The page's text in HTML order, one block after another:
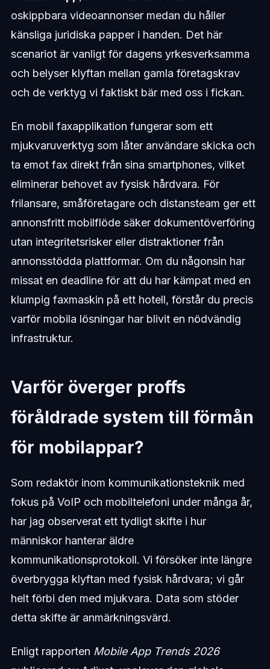
oskippbara videoannonser medan du håller
känsliga juridiska papper i handen. Det här
scenariot är vanligt för dagens yrkesverksamma
och belyser klyftan mellan gamla företagskrav
och de verktyg vi faktiskt bär med oss i fickan.
En mobil faxapplikation fungerar som ett
mjukvaruverktyg som låter användare skicka och
ta emot fax direkt från sina smartphones, vilket
eliminerar behovet av fysisk hårdvara. För
frilansare, småföretagare och distansteam ger ett
annonsfritt mobilflöde säker dokumentöverföring
utan integritetsrisker eller distraktioner från
annonsstödda plattformar. Om du någonsin har
missat en deadline för att du har kämpat med en
klumpig faxmaskin på ett hotell, förstår du precis
varför mobila lösningar har blivit en nödvändig
infrastruktur.
Varför överger proffs
föråldrade system till förmån
för mobilappar?
Som redaktör inom kommunikationsteknik med
fokus på VoIP och mobiltelefoni under många år,
har jag observerat ett tydligt skifte i hur
människor hanterar äldre
kommunikationsprotokoll. Vi försöker inte längre
överbrygga klyftan med fysisk hårdvara; vi går
helt förbi den med mjukvara. Data som stöder
detta skifte är anmärkningsvärd.
Enligt rapporten Mobile App Trends 2026